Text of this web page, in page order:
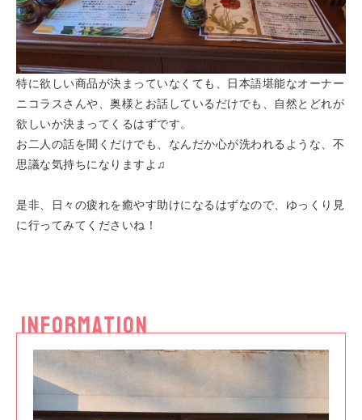
特に欲しい商品が決まっていなくても、日本語堪能なオーナー
ニコラスさんや、奥様とお話しているだけでも、自然とどれが
欲しいか決まってくるはずです。
お二人の話を聞くだけでも、なんだか心が洗われるような、不
思議な気持ちになりますよ♫
是非、日々の疲れを癒やす助けになるはずなので、ゆっくり見
に行ってみてくださいね！
INFORMATION